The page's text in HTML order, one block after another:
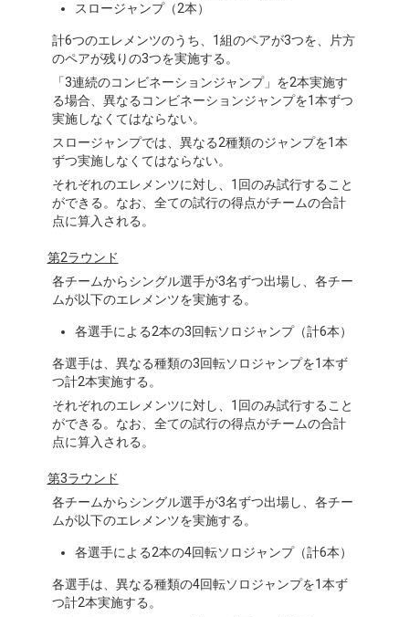
スロージャンプ（2本）
計6つのエレメンツのうち、1組のペアが3つを、片方
のペアが残りの3つを実施する。
「3連続のコンビネーションジャンプ」を2本実施す
る場合、異なるコンビネーションジャンプを1本ずつ
実施しなくてはならない。
スロージャンプでは、異なる2種類のジャンプを1本
ずつ実施しなくてはならない。
それぞれのエレメンツに対し、1回のみ試行すること
ができる。なお、全ての試行の得点がチームの合計
点に算入される。
第2ラウンド
各チームからシングル選手が3名ずつ出場し、各チー
ムが以下のエレメンツを実施する。
各選手による2本の3回転ソロジャンプ（計6本）
各選手は、異なる種類の3回転ソロジャンプを1本ず
つ計2本実施する。
それぞれのエレメンツに対し、1回のみ試行すること
ができる。なお、全ての試行の得点がチームの合計
点に算入される。
第3ラウンド
各チームからシングル選手が3名ずつ出場し、各チー
ムが以下のエレメンツを実施する。
各選手による2本の4回転ソロジャンプ（計6本）
各選手は、異なる種類の4回転ソロジャンプを1本ず
つ計2本実施する。